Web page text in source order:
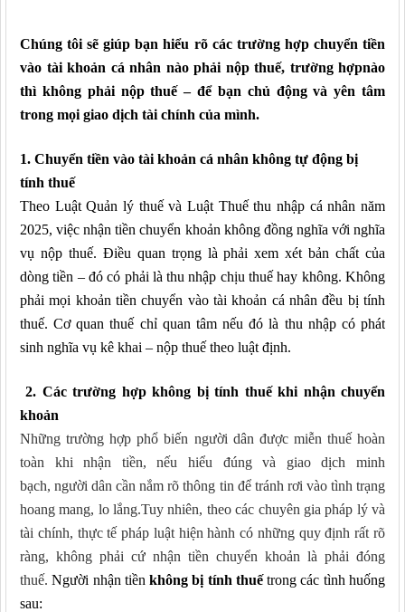
Chúng tôi sẽ giúp bạn hiểu rõ các trường hợp chuyển tiền
vào tài khoản cá nhân nào phải nộp thuế, trường hợpnào
thì khôngphải nộp thuế– để bạn chủ động và yên tâm
trong mọi giao dịch tài chính của mình.
1. Chuyển tiền vào tài khoản cá nhân không tự động bị
tính thuế
Theo Luật Quản lý thuế và Luật Thuế thu nhập cá nhân năm
2025, việc nhận tiền chuyển khoản không đồng nghĩa với nghĩa
vụ nộp thuế. Điều quan trọng là phải xem xét bản chất của
dòng tiền – đó có phải là thu nhập chịu thuế hay không. Không
phải mọi khoản tiền chuyển vào tài khoản cá nhân đều bị tính
thuế. Cơ quan thuế chỉ quan tâm nếu đó là thu nhập có phát
sinh nghĩa vụ kê khai – nộp thuế theo luật định.
2. Các trường hợp không bị tính thuế khi nhận chuyển
khoản
Những trường hợp phổ biến người dân được miễn thuế hoàn
toàn khi nhận tiền, nếu hiểu đúng và giao dịch minh
bạch, người dân cần nắm rõ thông tin để tránh rơi vào tình trạng
hoang mang, lo lắng.Tuy nhiên, theo các chuyên gia pháp lý và
tài chính, thực tế pháp luật hiện hành có những quy định rất rõ
ràng, không phải cứ nhận tiền chuyển khoản là phải đóng
thuế. Người nhận tiềnkhông bị tính thuếtrong các tình huống
sau: